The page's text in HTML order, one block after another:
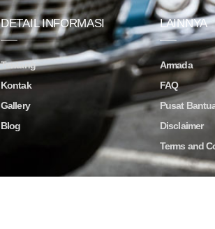
DETAIL INFORMASI
Tentang
Kontak
Gallery
Blog
LAINNYA
Armada
FAQ
Pusat
Disclaimer
Terms and